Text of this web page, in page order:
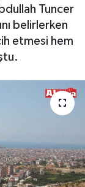
Tuncer
belirlerken
etmesi hem